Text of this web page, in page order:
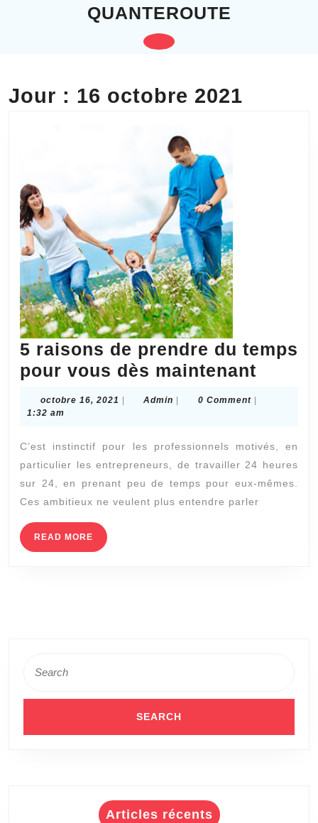
QUANTEROUTE
Open
Jour : 16 octobre 2021
5 raisons de prendre du temps
pour vous dès maintenant
du
temps
pour
octobre 16, 2021 octobreAdmin Admin0 Comment
1:32 am
C’est instinctif pour les professionnels motivés, en
particulier les entrepreneurs, de travailler 24 heures
sur 24, en prenant peu de temps pour eux-mêmes.
Ces ambitieux ne veulent plus entendre parler
READ MORE READ
MORE
for:
Articles récents